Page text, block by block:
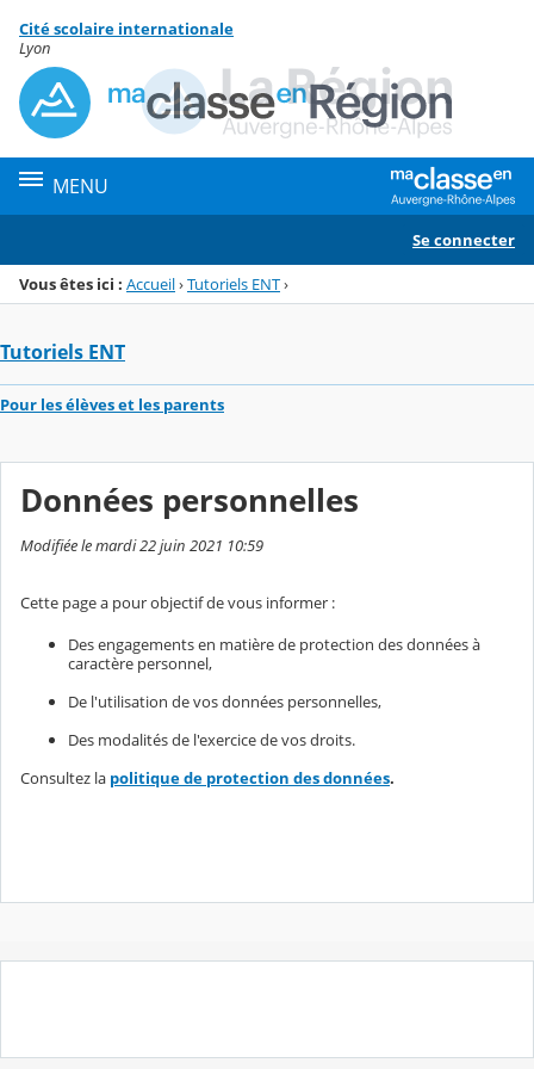
Menu de la rubrique
Contenu
Cité scolaire internationale
Lyon
MENU
Se connecter
Vous êtes ici : Accueil›Tutoriels ENT›
Tutoriels ENT
Pour les élèves et les parents
Données personnelles
Modifiée le mardi 22 juin 2021 10:59
Cette page a pour objectif de vous informer :
Des engagements en matière de protection des données à
caractère personnel,
De l'utilisation de vos données personnelles,
Des modalités de l'exercice de vos droits.
Consultez la politique de protection des données.